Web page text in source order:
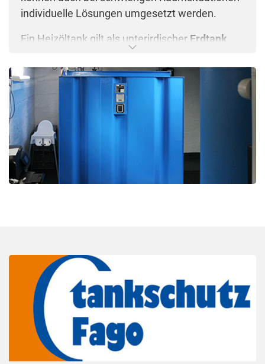
individuelle Lösungen umgesetzt werden.
Ein Heizöltank gilt als unterirdischer Erdtank
eingebettet ist. Am häufigsten werden
werksgefertigte zylindrische Tanks aus Stahl
und kugelförmige Tanks aus
glasfaserverstärktem Kunststoff (GFK) für die
unterirdische Lagerung von Heizöl eingesetzt.
Sie haben zur Reinigung und Wartung den
sogenannten Domschacht als